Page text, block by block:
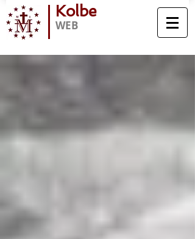
Kolbe
WEB